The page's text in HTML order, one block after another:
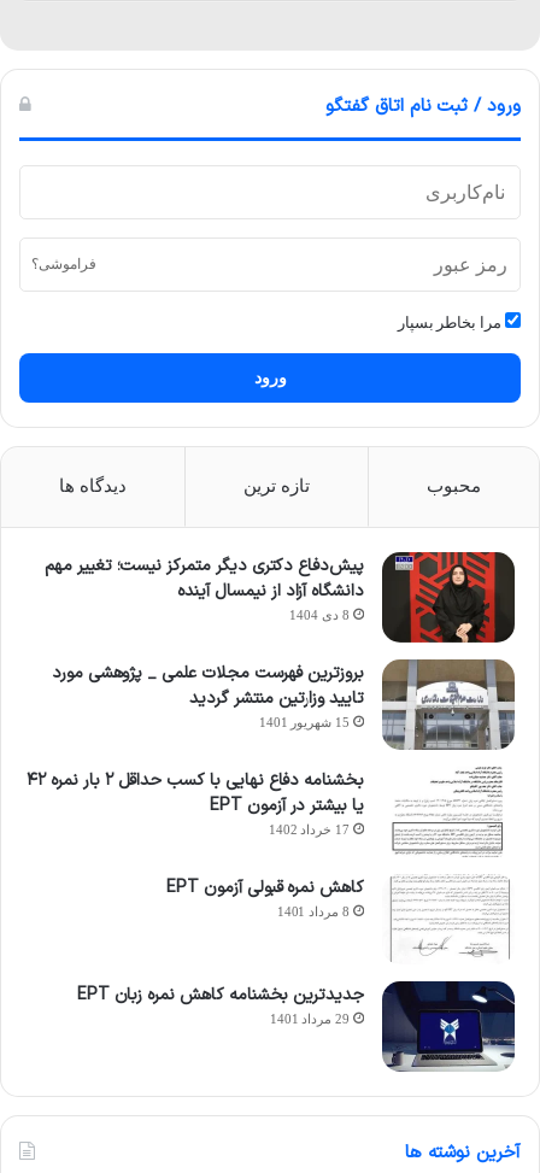
ورود / ثبت نام اتاق گفتگو
فراموشی؟
مرا بخاطر بسپار
ورود
محبوب تازه ترین دیدگاه ها
پیش‌دفاع دکتری دیگر متمرکز نیست؛ تغییر مهم
دانشگاه آزاد از نیمسال آینده
8 دی 1404
بروزترین فهرست مجلات علمی _ پژوهشی مورد
تایید وزارتین منتشر گردید
15 شهریور 1401
بخشنامه دفاع نهایی با کسب حداقل ۲ بار نمره ۴۲
یا بیشتر در آزمون EPT
17 خرداد 1402
کاهش نمره قبولی آزمون EPT
8 مرداد 1401
جدیدترین بخشنامه کاهش نمره زبان EPT
29 مرداد 1401
آخرین نوشته ها